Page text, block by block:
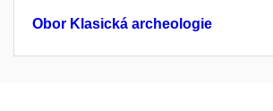
Obor Klasická archeologie